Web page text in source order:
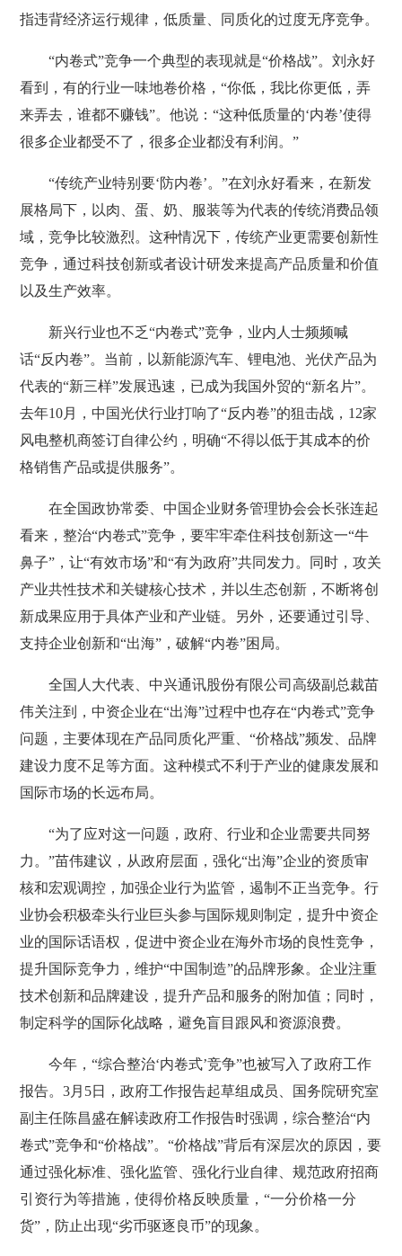
指违背经济运行规律，低质量、同质化的过度无序竞争。
“内卷式”竞争一个典型的表现就是“价格战”。刘永好
看到，有的行业一味地卷价格，“你低，我比你更低，弄
来弄去，谁都不赚钱”。他说：“这种低质量的‘内卷’使得
很多企业都受不了，很多企业都没有利润。”
“传统产业特别要‘防内卷’。”在刘永好看来，在新发
展格局下，以肉、蛋、奶、服装等为代表的传统消费品领
域，竞争比较激烈。这种情况下，传统产业更需要创新性
竞争，通过科技创新或者设计研发来提高产品质量和价值
以及生产效率。
新兴行业也不乏“内卷式”竞争，业内人士频频喊
话“反内卷”。当前，以新能源汽车、锂电池、光伏产品为
代表的“新三样”发展迅速，已成为我国外贸的“新名片”。
去年10月，中国光伏行业打响了“反内卷”的狙击战，12家
风电整机商签订自律公约，明确“不得以低于其成本的价
格销售产品或提供服务”。
在全国政协常委、中国企业财务管理协会会长张连起
看来，整治“内卷式”竞争，要牢牢牵住科技创新这一“牛
鼻子”，让“有效市场”和“有为政府”共同发力。同时，攻关
产业共性技术和关键核心技术，并以生态创新，不断将创
新成果应用于具体产业和产业链。另外，还要通过引导、
支持企业创新和“出海”，破解“内卷”困局。
全国人大代表、中兴通讯股份有限公司高级副总裁苗
伟关注到，中资企业在“出海”过程中也存在“内卷式”竞争
问题，主要体现在产品同质化严重、“价格战”频发、品牌
建设力度不足等方面。这种模式不利于产业的健康发展和
国际市场的长远布局。
“为了应对这一问题，政府、行业和企业需要共同努
力。”苗伟建议，从政府层面，强化“出海”企业的资质审
核和宏观调控，加强企业行为监管，遏制不正当竞争。行
业协会积极牵头行业巨头参与国际规则制定，提升中资企
业的国际话语权，促进中资企业在海外市场的良性竞争，
提升国际竞争力，维护“中国制造”的品牌形象。企业注重
技术创新和品牌建设，提升产品和服务的附加值；同时，
制定科学的国际化战略，避免盲目跟风和资源浪费。
今年，“综合整治‘内卷式’竞争”也被写入了政府工作
报告。3月5日，政府工作报告起草组成员、国务院研究室
副主任陈昌盛在解读政府工作报告时强调，综合整治“内
卷式”竞争和“价格战”。“价格战”背后有深层次的原因，要
通过强化标准、强化监管、强化行业自律、规范政府招商
引资行为等措施，使得价格反映质量，“一分价格一分
货”，防止出现“劣币驱逐良币”的现象。